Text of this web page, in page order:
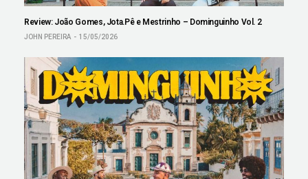
Review: João Gomes, Jota.Pê e Mestrinho – Dominguinho Vol. 2
JOHN PEREIRA 15/05/2026